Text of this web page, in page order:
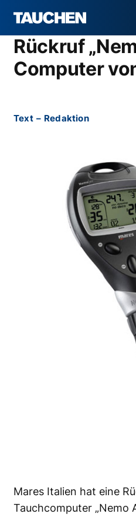
Rückruf
Computer
Text – Redaktion
Mares Italien hat eine
Tauchcomputer „Nemo